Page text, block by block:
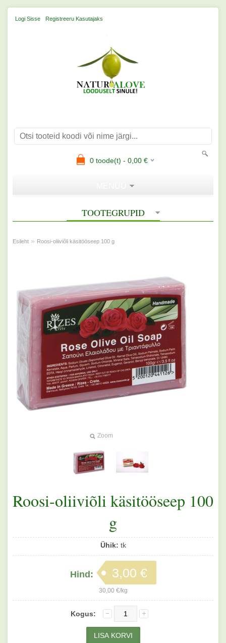
Logi Sisse Registreeru Kasutajaks
0toode(t) - 0,00€
TOOTEGRUPID
Esileht » Roosi-oliiviõli käsitööseep 100 g
Zoom
Roosi-oliiviõli käsitööseep 100
g
Ühik: tk
Hind: 3,00 €
30,00 €/kg
Kogus: